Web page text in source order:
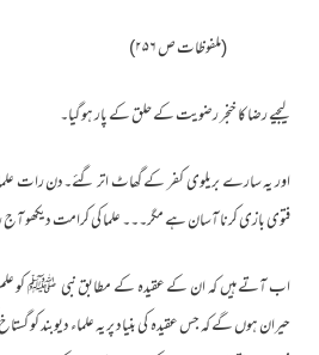
(ملفوظات ص ۲۵۶)
لیجیے رضا کا خنجر رضویت کے حلق کے پار ہو گیا۔
اور یہ سارے بریلوی کفر کے گھاٹ اتر گئے۔دن رات
فتوی بازی کرنا آسان ہے مگر۔۔۔ علما کی کرامت دیکھو
اب آتے ہیں کہ ان کے عقیدہ کے مطابق نبی ﷺ کو
حیران ہوں گے کہ جس عقیدہ کی بنیاد پر یہ علماء دیوبند کو